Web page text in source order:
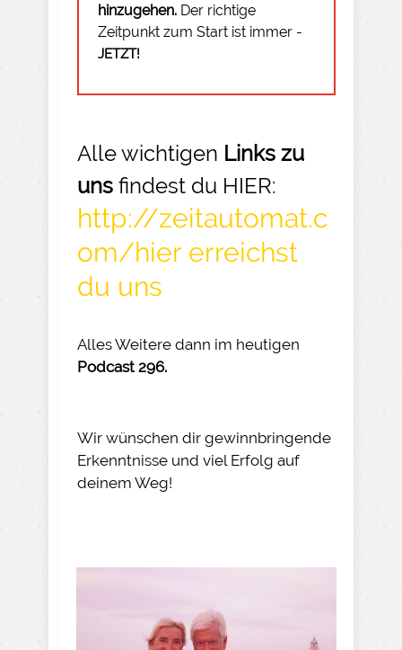
hinzugehen. Der richtige
Zeitpunkt zum Start ist immer -
JETZT!
Alle wichtigen Links zu
uns findest du HIER:
http://zeitautomat.c
om/hier erreichst
du uns
Alles Weitere dann im heutigen
Podcast 296.
Wir wünschen dir gewinnbringende
Erkenntnisse und viel Erfolg auf
deinem Weg!